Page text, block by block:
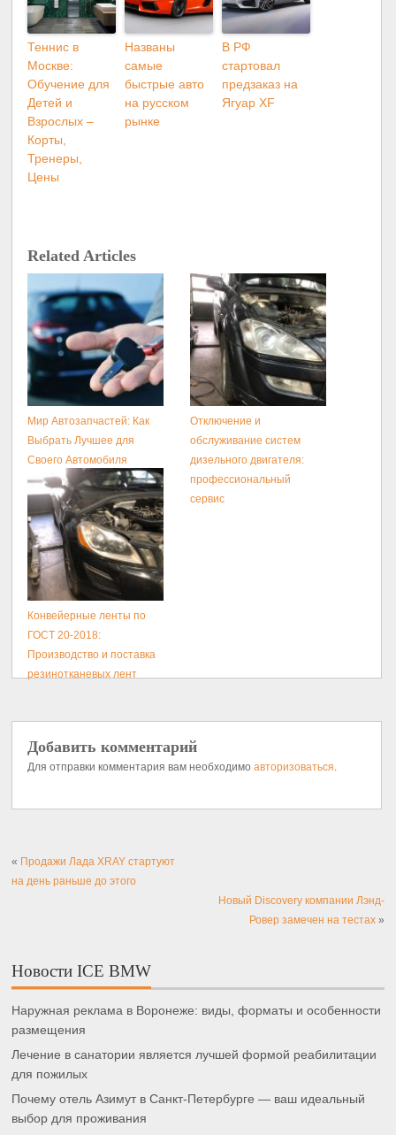
Теннис в
Москве:
Обучение для
Детей и
Взрослых –
Корты,
Тренеры,
Цены
Названы
самые
быстрые авто
на русском
рынке
В РФ
стартовал
предзаказ на
Ягуар XF
Related Articles
Мир Автозапчастей: Как
Выбрать Лучшее для
Своего Автомобиля
Отключение и
обслуживание систем
дизельного двигателя:
профессиональный
сервис
Конвейерные ленты по
ГОСТ 20-2018:
Производство и поставка
резинотканевых лент
Добавить комментарий
Для отправки комментария вам необходимоавторизоваться
« Продажи Лада XRAY стартуют
на день раньше до этого
Новый Discovery компании Лэнд-
Ровер замечен на тестах»
Новости ICE BMW
Наружная реклама в Воронеже: виды, форматы и особенности
размещения
Лечение в санатории является лучшей формой реабилитации
для пожилых
Почему отель Азимут в Санкт-Петербурге — ваш идеальный
выбор для проживания